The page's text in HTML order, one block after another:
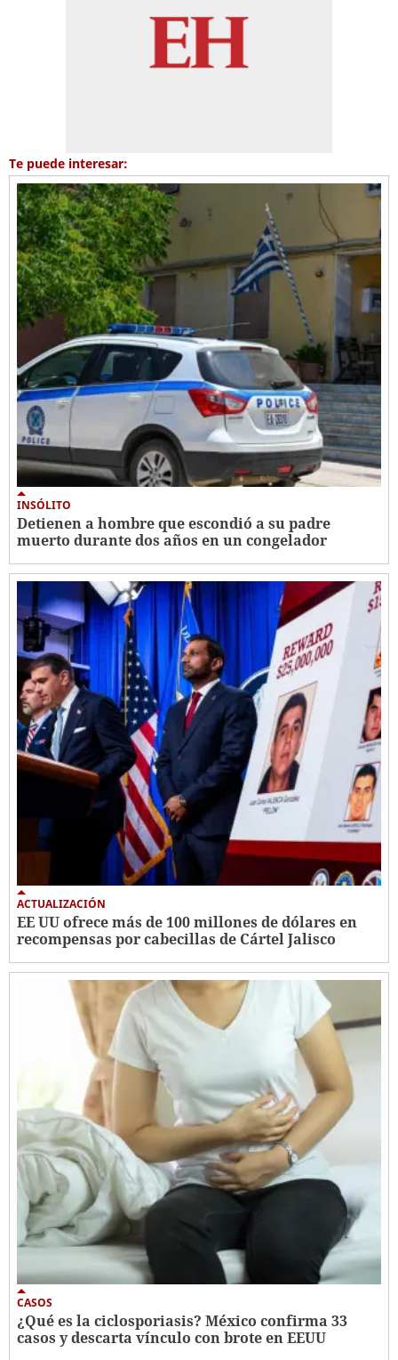
Te puede interesar:
INSÓLITO
Detienen a hombre que escondió a su padre
muerto durante dos años en un congelador
ACTUALIZACIÓN
EE UU ofrece más de 100 millones de dólares en
recompensas por cabecillas de Cártel Jalisco
CASOS
¿Qué es la ciclosporiasis? México confirma 33
casos y descarta vínculo con brote en EEUU